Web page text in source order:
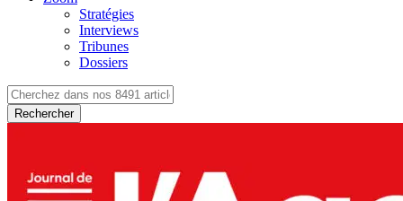
Stratégies
Interviews
Tribunes
Dossiers
Rechercher